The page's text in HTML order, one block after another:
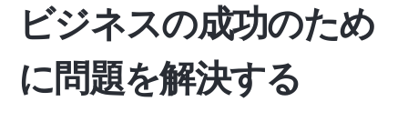
ビジネスの成功のため
に問題を解決する